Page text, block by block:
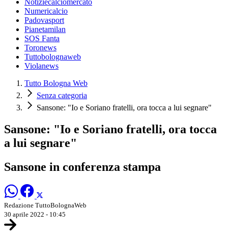
Notiziecalciomercato
Numericalcio
Padovasport
Pianetamilan
SOS Fanta
Toronews
Tuttobolognaweb
Violanews
Tutto Bologna Web
Senza categoria
Sansone: "Io e Soriano fratelli, ora tocca a lui segnare"
Sansone: "Io e Soriano fratelli, ora tocca
a lui segnare"
Sansone in conferenza stampa
Redazione TuttoBolognaWeb
30 aprile 2022 - 10:45